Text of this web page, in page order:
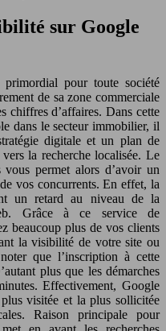
sur Google
primordial pour toute société
de sa zone commerciale
chiffres d’affaires. Dans cette
dans le secteur immobilier, il
digitale et un plan de
la recherche localisée. Le
permet alors d’avoir un
vos concurrents. En effet, la
un retard au niveau de la
Grâce à ce service de
beaucoup plus de vos clients
la visibilité de votre site ou
que l’inscription à cette
plus que les démarches
Effectivement, Google
visitée et la plus sollicitée
Raison principale pour